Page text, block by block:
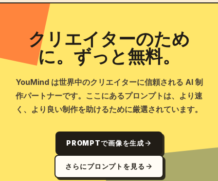
クリエイターのため
に。ずっと無料。
YouMind は世界中のクリエイターに信頼される AI 制
作パートナーです。ここにあるプロンプトは、より速
く、より良い制作を助けるために厳選されています。
PROMPTで画像を生成
さらにプロンプトを見る